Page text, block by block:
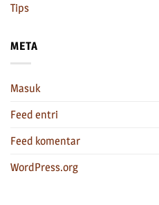
Tips
META
Masuk
Feed entri
Feed komentar
WordPress.org